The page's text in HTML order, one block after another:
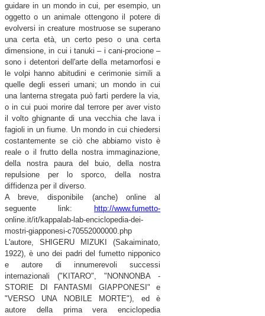
guidare in un mondo in cui, per esempio, un
oggetto o un animale ottengono il potere di
evolversi in creature mostruose se superano
una certa età, un certo peso o una certa
dimensione, in cui i tanuki – i cani-procione –
sono i detentori dell'arte della metamorfosi e
le volpi hanno abitudini e cerimonie simili a
quelle degli esseri umani; un mondo in cui
una lanterna stregata può farti perdere la via,
o in cui puoi morire dal terrore per aver visto
il volto ghignante di una vecchia che lava i
fagioli in un fiume. Un mondo in cui chiedersi
costantemente se ciò che abbiamo visto è
reale o il frutto della nostra immaginazione,
della nostra paura del buio, della nostra
repulsione per lo sporco, della nostra
diffidenza per il diverso.
A breve, disponibile (anche) online al
seguente link:
http://www.fumetto-
online.it/it/kappalab-lab-enciclopedia-dei-
mostri-giapponesi-c70552000000.php
L'autore, SHIGERU MIZUKI (Sakaiminato,
1922), è uno dei padri del fumetto nipponico
e autore di innumerevoli successi
internazionali ("KITARO", "NONNONBA -
STORIE DI FANTASMI GIAPPONESI" e
"VERSO UNA NOBILE MORTE"), ed è
autore della prima vera enciclopedia